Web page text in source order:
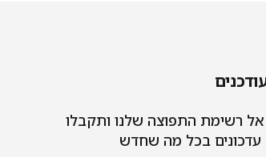
רשימת התפוצה שלנו ותקבלו
עדכונים בכל מה שחדש